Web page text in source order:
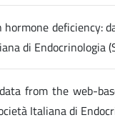
di
from the web-
Italiana di